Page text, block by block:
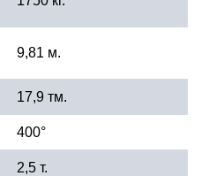
9,81 м.
17,9 тм.
400°
2,5 т.